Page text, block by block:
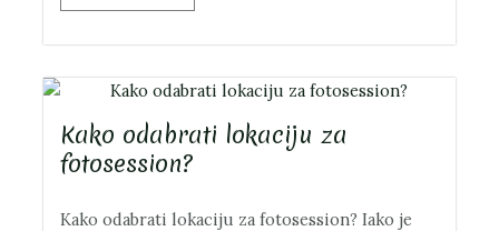
Kako odabrati lokaciju za
fotosession?
Kako odabrati lokaciju za fotosession? Iako je